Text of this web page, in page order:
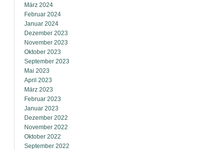
März 2024
Februar 2024
Januar 2024
Dezember 2023
November 2023
Oktober 2023
September 2023
Mai 2023
April 2023
März 2023
Februar 2023
Januar 2023
Dezember 2022
November 2022
Oktober 2022
September 2022